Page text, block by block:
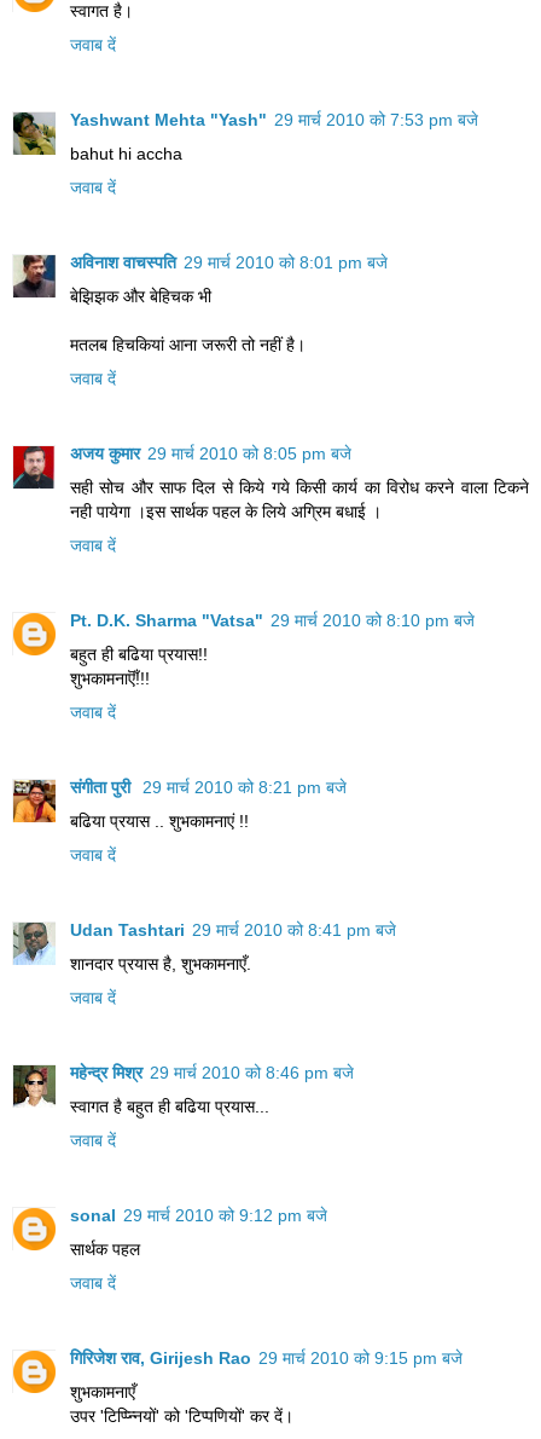
स्वागत है।
जवाब दें
Yashwant Mehta "Yash" 29 मार्च 2010 को 7:53 pm बजे
bahut hi accha
जवाब दें
अविनाश वाचस्पति 29 मार्च 2010 को 8:01 pm बजे
बेझिझक और बेहिचक भी
मतलब हिचकियां आना जरूरी तो नहीं है।
जवाब दें
अजय कुमार 29 मार्च 2010 को 8:05 pm बजे
सही सोच और साफ दिल से किये गये किसी कार्य का विरोध करने वाला टिकने
नही पायेगा ।इस सार्थक पहल के लिये अग्रिम बधाई ।
जवाब दें
Pt. D.K. Sharma "Vatsa" 29 मार्च 2010 को 8:10 pm बजे
बहुत ही बढिया प्रयास!!
शुभकामनाऎँ!!!
जवाब दें
संगीता पुरी
29 मार्च 2010 को 8:21 pm बजे
बढिया प्रयास .. शुभकामनाएं !!
जवाब दें
Udan Tashtari 29 मार्च 2010 को 8:41 pm बजे
शानदार प्रयास है, शुभकामनाएँ.
जवाब दें
महेन्द्र मिश्र 29 मार्च 2010 को 8:46 pm बजे
स्वागत है बहुत ही बढिया प्रयास...
जवाब दें
sonal 29 मार्च 2010 को 9:12 pm बजे
सार्थक पहल
जवाब दें
गिरिजेश राव, Girijesh Rao 29 मार्च 2010 को 9:15 pm बजे
शुभकामनाएँ
उपर 'टिप्प्न्नियों' को 'टिप्पणियों' कर दें।